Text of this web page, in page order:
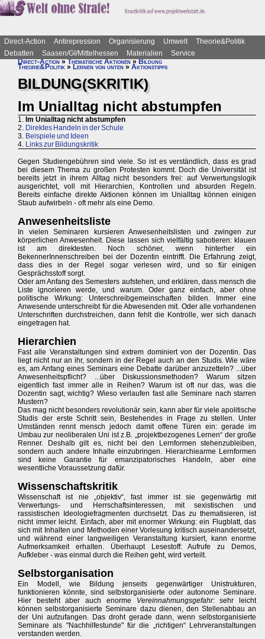
Direct-Action Antirepression Organisierung Umwelt
Theorie&Politik
Debatten
Saasen/GI/Mittelhessen Materialien
Service
Direct-Action»Thematische Aktionen»Bildung
Theorie&Politik » Lernen von unten » Aktionstipps
BILDUNG(SKRITIK)
Im Unialltag nicht abstumpfen
1. Im Unialltag nicht abstumpfen
2. Direktes Handeln in der Schule
3. Beispiele und Ideen
4. Links zur Bildungskritik
Gegen Studiengebühren sind viele. So ist es verständlich, dass es grad
bei diesem Thema zu großen Protesten kommt. Doch die Universität ist
bereits jetzt in ihrem Alltag nicht besonders frei: auf Verwertungslogik
ausgerichtet, voll mit Hierarchien, Kontrollen und absurden Regeln.
Bereits einfache direkte Aktionen können im Unialltag können einigen
Staub aufwirbeln - oft mehr als eine Demo.
Anwesenheitsliste
In vielen Seminaren kursieren Anwesenheitslisten und zwingen zur
körperlichen Anwesenheit. Diese lassen sich vielfältig sabotieren: klauen
ist am direktesten. Noch schöner, wenn hinterher ein
BekennerInnenschreiben bei der Dozentin eintrifft. Die Erfahrung zeigt,
dass dies in der Regel sogar verlesen wird, und so für einigen
Gesprächsstoff sorgt.
Oder am Anfang des Semesters aufstehen, und erklären, dass mensch die
Liste ignorieren werde, und warum. Oder ganz einfach, aber ohne
politische Wirkung: Unterschreibgemeinschaften bilden. Immer eine
Anwesende unterschreibt für die Abwesenden mit. Oder alle vorhandenen
Unterschriften durchstreichen, dann fehlt die Kontrolle, wer sich danach
eingetragen hat.
Hierarchien
Fast alle Veranstaltungen sind extrem dominiert von der Dozentin. Das
liegt nicht nur an ihr, sondern in der Regel auch an den Studis. Wie wäre
es, am Anfang eines Seminars eine Debatte darüber anzuzetteln? ...über
Anwesenheitspflicht? ...über Diskussionsmethoden? Warum sitzen
eigentlich fast immer alle in Reihen? Warum ist oft nur das, was die
Dozentin sagt, wichtig? Wieso verlaufen fast alle Seminare nach starren
Mustern?
Das mag nicht besonders revolutionär sein, kann aber für viele apolitische
Studis der erste Schritt sein, Bestehendes in Frage zu stellen. Unter
Umständen rennt mensch jedoch damit offene Türen ein: gerade im
Umbau zur neoliberalen Uni ist z.B. „projektbezogenes Lernen“ der große
Renner. Deshalb gilt es, nicht bei den Lernformen stehenzubleiben,
sondern auch andere Inhalte einzubringen. Hierarchiearme Lernformen
sind keine Garantie für emanzipatorisches Handeln, aber eine
wesentliche Voraussetzung dafür.
Wissenschaftskritik
Wissenschaft ist nie „objektiv“, fast immer ist sie gegenwärtig mit
Verwertungs- und Herrschaftsinteressen, mit sexistischen und
rassistischen Ideologiefragmenten durchsetzt. Das zu thematisieren, ist
nicht immer leicht. Einfach, aber mit enormer Wirkung: ein Flugblatt, das
sich mit Inhalten und Methoden einer Vorlesung kritisch auseinandersetzt,
und während einer langweiligen Veranstaltung kursiert, kann enorme
Aufmerksamkeit erhalten. Überhaupt Lesestoff: Aufrufe zu Demos,
Aufkleber - was einmal durch die Reihen geht, wird verteilt.
Selbstorganisation
Ein Modell, wie Bildung jenseits gegenwärtiger Unistrukturen,
funktionieren könnte, sind selbstorganisierte oder autonome Seminare.
Hier besteht aber auch enorme Vereinnahmungsgefahr: sehr leicht
können selbstorganisierte Seminare dazu dienen, den Stellenabbau an
der Uni aufzufangen. Das droht gerade dann, wenn selbstorganisierte
Seminare als "Nachhilfestunde" für die „richtigen“ Lehrveranstaltungen
verstanden werden.